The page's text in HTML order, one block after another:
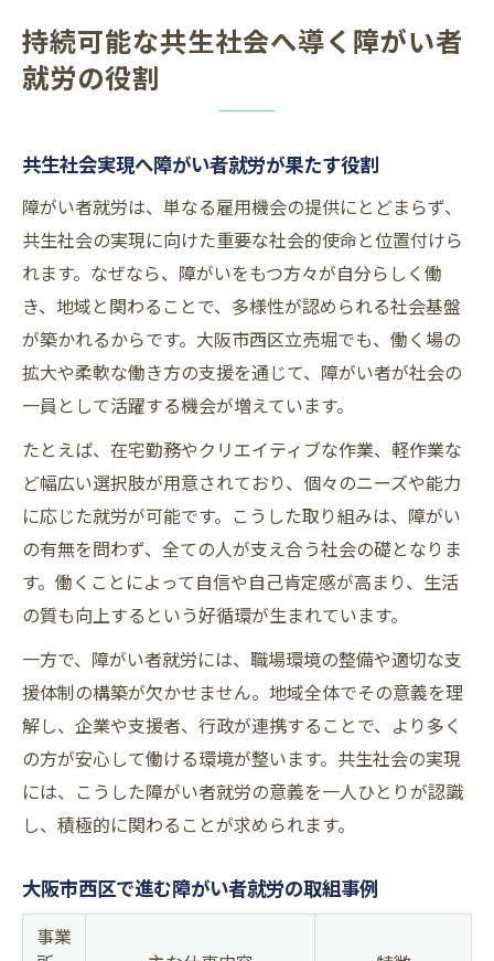
持続可能な共生社会へ導く障がい者
就労の役割
共生社会実現へ障がい者就労が果たす役割
障がい者就労は、単なる雇用機会の提供にとどまらず、
共生社会の実現に向けた重要な社会的使命と位置付けら
れます。なぜなら、障がいをもつ方々が自分らしく働
き、地域と関わることで、多様性が認められる社会基盤
が築かれるからです。大阪市西区立売堀でも、働く場の
拡大や柔軟な働き方の支援を通じて、障がい者が社会の
一員として活躍する機会が増えています。
たとえば、在宅勤務やクリエイティブな作業、軽作業な
ど幅広い選択肢が用意されており、個々のニーズや能力
に応じた就労が可能です。こうした取り組みは、障がい
の有無を問わず、全ての人が支え合う社会の礎となりま
す。働くことによって自信や自己肯定感が高まり、生活
の質も向上するという好循環が生まれています。
一方で、障がい者就労には、職場環境の整備や適切な支
援体制の構築が欠かせません。地域全体でその意義を理
解し、企業や支援者、行政が連携することで、より多く
の方が安心して働ける環境が整います。共生社会の実現
には、こうした障がい者就労の意義を一人ひとりが認識
し、積極的に関わることが求められます。
大阪市西区で進む障がい者就労の取組事例
事業